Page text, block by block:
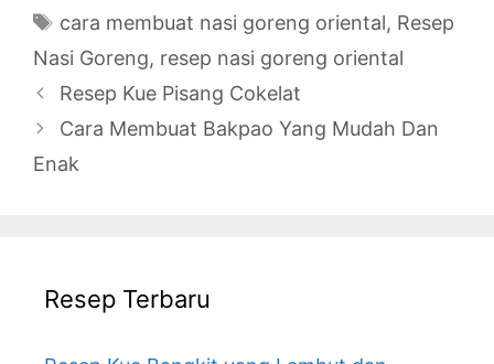
Tags
cara membuat nasi goreng oriental, Resep
Nasi Goreng, resep nasi goreng oriental
Resep Kue Pisang Cokelat
Cara Membuat Bakpao Yang Mudah Dan
Enak
Resep Terbaru